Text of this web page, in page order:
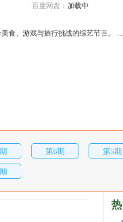
百度网盘： 加载中
美食、游戏与旅行挑战的综艺节目。 …
第6期 第5期